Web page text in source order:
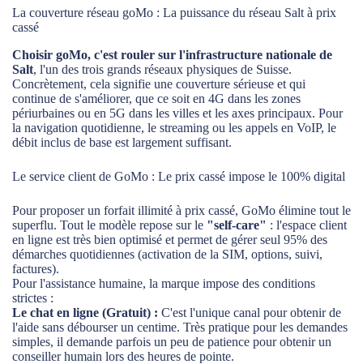
La couverture réseau goMo : La puissance du réseau Salt à prix
cassé
Choisir goMo, c'est rouler sur l'infrastructure nationale de
Salt, l'un des trois grands réseaux physiques de Suisse.
Concrètement, cela signifie une couverture sérieuse et qui
continue de s'améliorer, que ce soit en 4G dans les zones
périurbaines ou en 5G dans les villes et les axes principaux. Pour
la navigation quotidienne, le streaming ou les appels en VoIP, le
débit inclus de base est largement suffisant.
Le service client de GoMo : Le prix cassé impose le 100% digital
Pour proposer un forfait illimité à prix cassé, GoMo élimine tout le
superflu. Tout le modèle repose sur le "self-care" : l'espace client
en ligne est très bien optimisé et permet de gérer seul 95% des
démarches quotidiennes (activation de la SIM, options, suivi,
factures).
Pour l'assistance humaine, la marque impose des conditions
strictes :
Le chat en ligne (Gratuit) : C'est l'unique canal pour obtenir de
l'aide sans débourser un centime. Très pratique pour les demandes
simples, il demande parfois un peu de patience pour obtenir un
conseiller humain lors des heures de pointe.